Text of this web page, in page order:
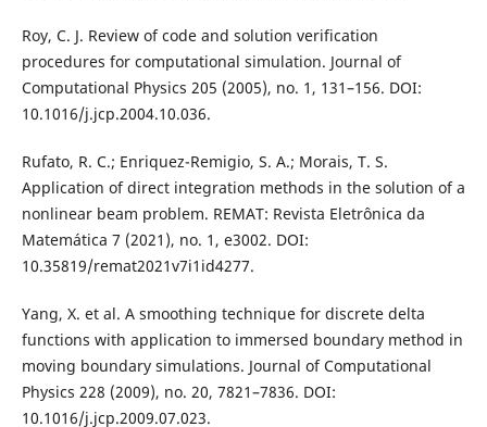
Roy, C. J. Review of code and solution verification
procedures for computational simulation. Journal of
Computational Physics 205 (2005), no. 1, 131–156. DOI:
10.1016/j.jcp.2004.10.036.
Rufato, R. C.; Enriquez-Remigio, S. A.; Morais, T. S.
Application of direct integration methods in the solution of a
nonlinear beam problem. REMAT: Revista Eletrônica da
Matemática 7 (2021), no. 1, e3002. DOI:
10.35819/remat2021v7i1id4277.
Yang, X. et al. A smoothing technique for discrete delta
functions with application to immersed boundary method in
moving boundary simulations. Journal of Computational
Physics 228 (2009), no. 20, 7821–7836. DOI:
10.1016/j.jcp.2009.07.023.